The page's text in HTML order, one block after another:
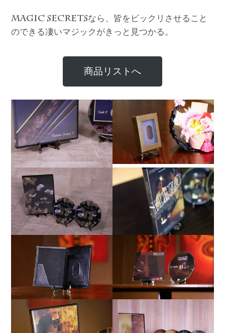
MAGIC SECRETSなら、皆をビックリさせること
のできる凄いマジックがきっと見つかる。
商品リストへ